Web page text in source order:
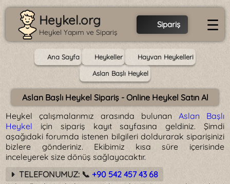
Heykel.org
Heykel Yapım ve Sipariş
Sipariş ☰
Ana Sayfa Heykeller
Hayvan Heykelleri
Aslan Başlı Heykel
Aslan Başlı Heykel Sipariş - Online Heykel Satın Al
Heykel çalışmalarımız arasında bulunan Aslan Başlı
Heykel için sipariş kayıt sayfasına geldiniz. Şimdi
aşağıdaki forumda istenen bilgileri doldurarak siparişinizi
bizlere gönderiniz. Ekibimiz kısa süre içerisinde
inceleyerek size dönüş sağlayacaktır.
TELEFONUMUZ: 📞+90 542 457 43 68